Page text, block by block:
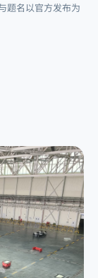
题名以官方发布为